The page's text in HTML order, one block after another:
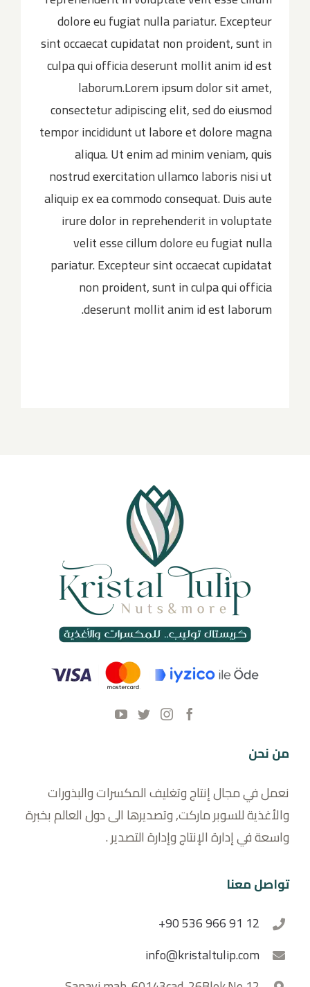
dolore eu fugiat nulla pariatur. Excepteur
sint occaecat cupidatat non proident, sunt in
culpa qui officia deserunt mollit anim id est
laborum.Lorem ipsum dolor sit amet,
consectetur adipiscing elit, sed do eiusmod
tempor incididunt ut labore et dolore magna
aliqua. Ut enim ad minim veniam, quis
nostrud exercitation ullamco laboris nisi ut
aliquip ex ea commodo consequat. Duis aute
irure dolor in reprehenderit in voluptate
velit esse cillum dolore eu fugiat nulla
pariatur. Excepteur sint occaecat cupidatat
non proident, sunt in culpa qui officia
deserunt mollit anim id est laborum.
من نحن
نعمل في مجال إنتاج وتغليف المكسرات والبذورات
والأغذية للسوبر ماركت, وتصديرها الى دول العالم بخبرة
واسعة في إدارة الإنتاج وإدارة التصدير .
تواصل معنا
+90 536 966 91 12
info@kristaltulip.com